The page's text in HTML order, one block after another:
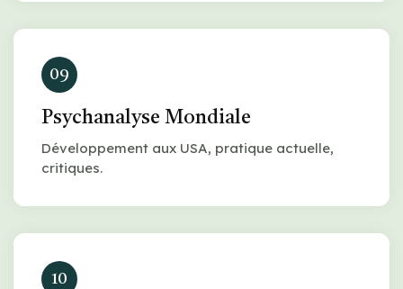
09
Psychanalyse Mondiale
Développement aux USA, pratique actuelle,
critiques.
10